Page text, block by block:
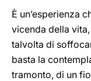
È un’esperienza
vicenda della
talvolta di
basta la
tramonto, di un